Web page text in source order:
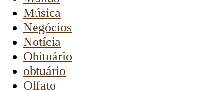
Música
Negócios
Notícia
Obituário
obtuário
Olfato